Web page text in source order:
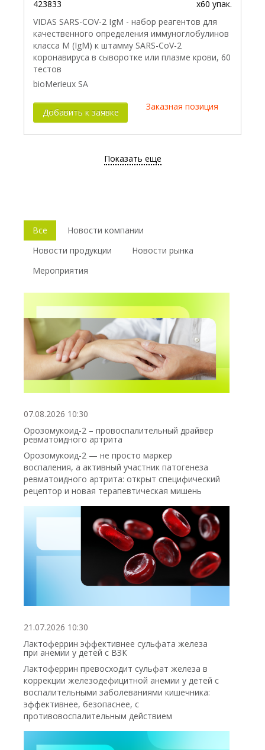
423833
x60 упак.
VIDAS SARS-COV-2 IgM - набор реагентов для
качественного определения иммуноглобулинов
класса M (IgM) к штамму SARS-CoV-2
коронавируса в сыворотке или плазме крови, 60
тестов
bioMerieux SA
Добавить к заявке
Заказная позиция
Показать еще
Все
Новости компании
Новости продукции
Новости рынка
Мероприятия
07.08.2026 10:30
Орозомукоид-2 – провоспалительный драйвер
ревматоидного артрита
Орозомукоид-2 — не просто маркер
воспаления, а активный участник патогенеза
ревматоидного артрита: открыт специфический
рецептор и новая терапевтическая мишень
21.07.2026 10:30
Лактоферрин эффективнее сульфата железа
при анемии у детей с ВЗК
Лактоферрин превосходит сульфат железа в
коррекции железодефицитной анемии у детей с
воспалительными заболеваниями кишечника:
эффективнее, безопаснее, с
противовоспалительным действием